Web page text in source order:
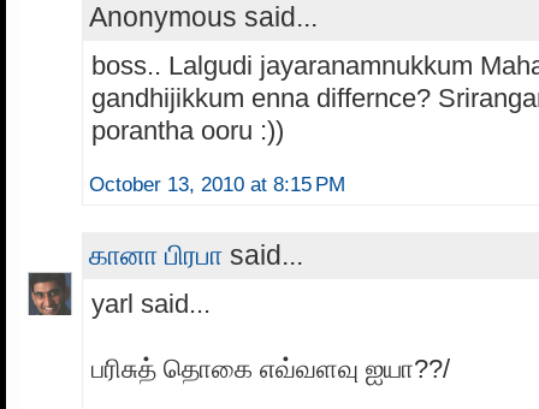
Anonymous said...
boss.. Lalgudi jayaranamnukkum
gandhijikkum enna differnce?
porantha ooru :))
October 13, 2010 at 8:15 PM
கானா பிரபா said...
yarl said...
பரிசுத் தொகை எவ்வளவு ஐயா??/